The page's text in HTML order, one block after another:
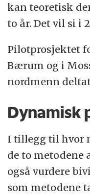
kan teoretisk
to år. Det vil si i
Pilotprosjektet
Bærum og i
nordmenn
Dynamisk
I tillegg til hvor
de to metodene
også vurdere
som metodene